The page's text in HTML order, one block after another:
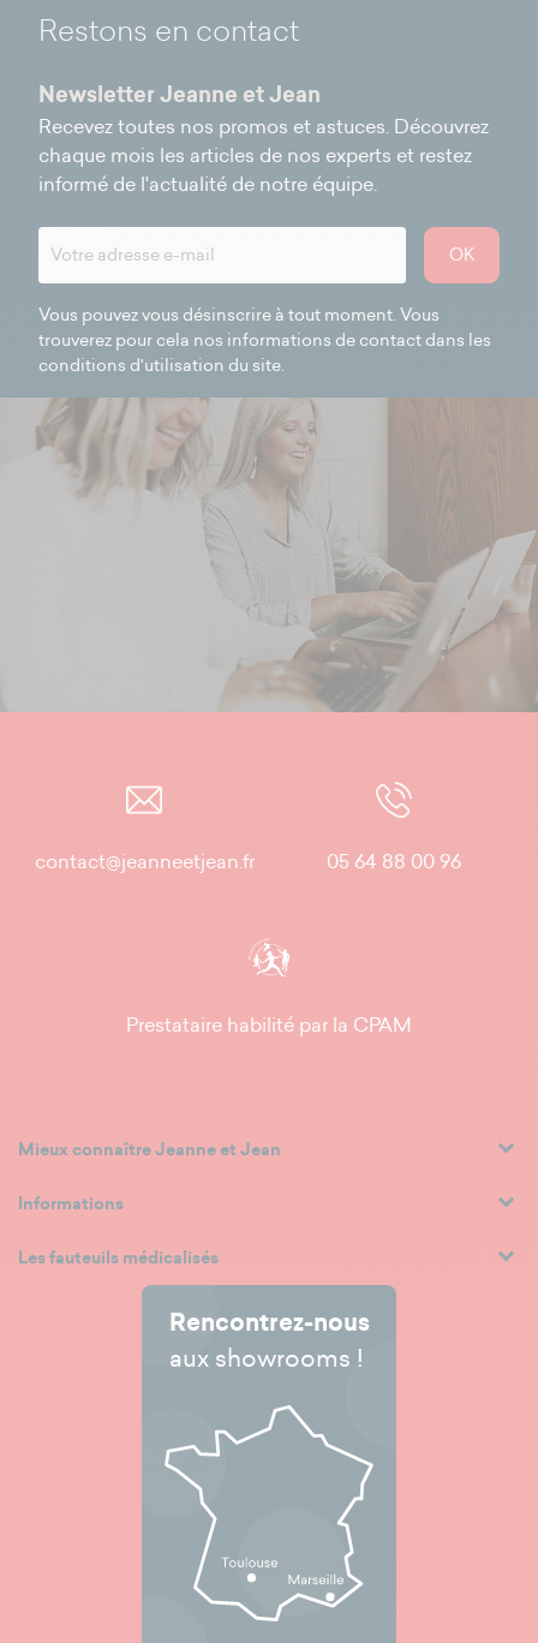
Restons en contact
Newsletter Jeanne et Jean
Recevez toutes nos promos et astuces. Découvrez
chaque mois les articles de nos experts et restez
informé de l'actualité de notre équipe.
OK
Vous pouvez vous désinscrire à tout moment. Vous
trouverez pour cela nos informations de contact dans les
conditions d'utilisation du site.
contact@jeanneetjean.fr 05 64 88 00 96
Prestataire habilité par la CPAM
Mieux connaître Jeanne et Jean
Informations
Les fauteuils médicalisés
Rencontrez-nous
aux showrooms !